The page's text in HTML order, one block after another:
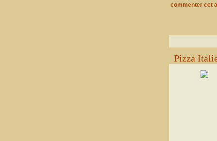
commenter cet
Pizza